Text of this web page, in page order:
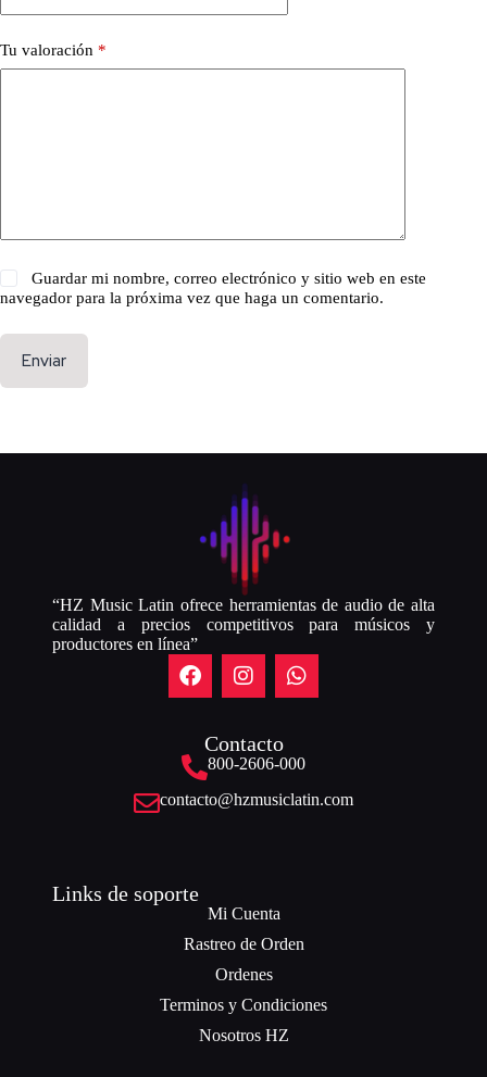
Tu valoración *
Guardar mi nombre, correo electrónico y sitio web en este
navegador para la próxima vez que haga un comentario.
Enviar
“HZ Music Latin ofrece herramientas de audio de alta
calidad a precios competitivos para músicos y
productores en línea”
Contacto
800-2606-000
contacto@hzmusiclatin.com
Links de soporte
Mi Cuenta
Rastreo de Orden
Ordenes
Terminos y Condiciones
Nosotros HZ